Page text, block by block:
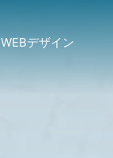
デザイン